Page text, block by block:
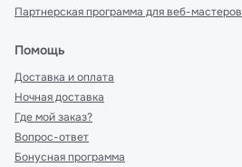
Партнерская программа для веб-мастеров
Помощь
Доставка и оплата
Ночная доставка
Где мой заказ?
Вопрос-ответ
Бонусная программа